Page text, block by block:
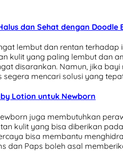
dan Sehat dengan Doodle
lembut dan rentan terhadap
kulit yang paling lembut dan
disarankan. Namun, jika bayi
mencari solusi yang
Lotion untuk Newborn
juga membutuhkan
kulit yang bisa diberikan
bisa membantu
dan Paps boleh asal